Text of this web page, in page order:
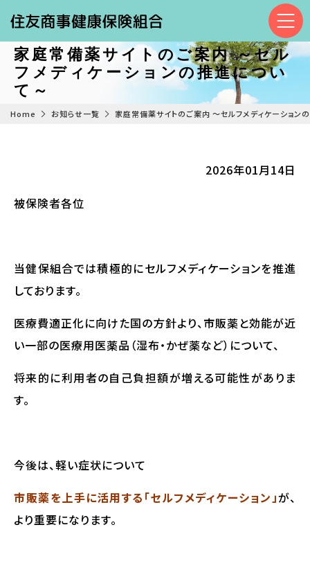
家庭常備薬サイトのご案内 ～セル
フメディケーションの推進につい
て～
Home お知らせ一覧 家庭常備薬サイトのご案内 ～セルフメディケーション
2026年01月14日
被保険者各位
当健保組合では積極的にセルフメディケーションを推進
しております。
医療費適正化に向けた国の方針より、市販薬と効能が近
い一部の医療用医薬品（湿布・かぜ薬など）について、
将来的に利用者の自己負担額が増える可能性がありま
す。
今後は、軽い症状について
市販薬を上手に活用する「セルフメディケーション」が、
より重要になります。